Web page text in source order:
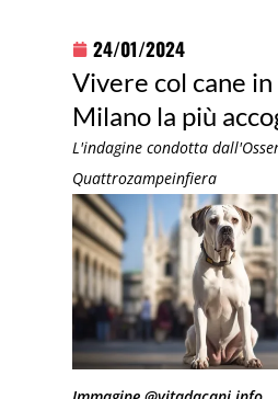
24/01/2024
Vivere col cane
Milano la più
L'indagine condotta
Quattrozampeinfiera